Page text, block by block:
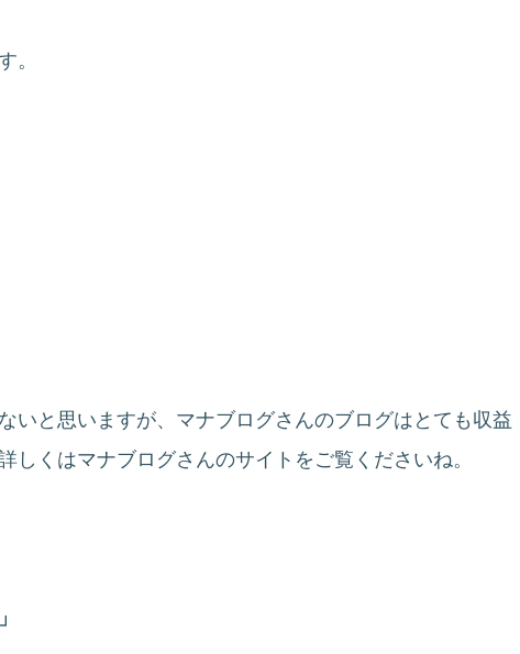
。
いと思いますが、マナブログさんのブログはとても収益
しくはマナブログさんのサイトをご覧くださいね。